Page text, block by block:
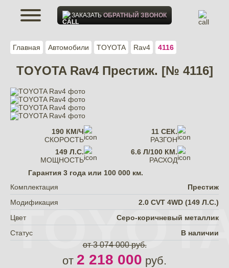
Главная Автомобили TOYOTA Rav4 4116
TOYOTA Rav4 Престиж. [№ 4116]
Гарантия 3 года или 100 000 км.
Комплектация
Престиж
Модификация
2.0 CVT 4WD (149 Л.С.)
Цвет
Серо-коричневый металлик
Статус
В наличии
от 3 074 000 руб.
от 2 218 000 руб.
190 КМ/Ч
СКОРОСТЬ
11 СЕК.
РАЗГОН
149 Л.С.
МОЩНОСТЬ
6.6 Л/100 КМ.
РАСХОД
ЗАКАЗАТЬОБРАТНЫЙ ЗВОНОК